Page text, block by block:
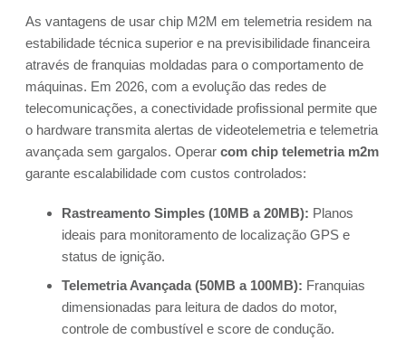
As vantagens de usar chip M2M em telemetria residem na
estabilidade técnica superior e na previsibilidade financeira
através de franquias moldadas para o comportamento de
máquinas. Em 2026, com a evolução das redes de
telecomunicações, a conectividade profissional permite que
o hardware transmita alertas de videotelemetria e telemetria
avançada sem gargalos. Operar com chip telemetria m2m
garante escalabilidade com custos controlados:
Rastreamento Simples (10MB a 20MB): Planos
ideais para monitoramento de localização GPS e
status de ignição.
Telemetria Avançada (50MB a 100MB): Franquias
dimensionadas para leitura de dados do motor,
controle de combustível e score de condução.